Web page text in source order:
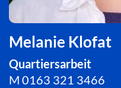
Melanie Klofat
Quartiersarbeit
M 0163 321 3466